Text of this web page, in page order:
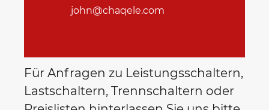
john@chaqele.com
Für Anfragen zu Leistungsschaltern,
Lastschaltern, Trennschaltern oder